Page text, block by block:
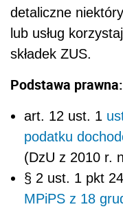
detaliczne
lub usług
składek ZUS.
Podstawa prawna:
art. 12 ust. 1
podatku
(DzU z 2010 r.
§ 2 ust. 1 pkt
MPiPS z 18